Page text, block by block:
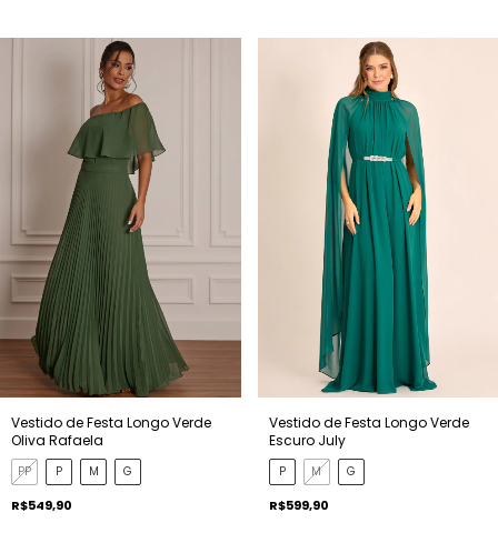
Vestido de Festa Longo Verde
Oliva Rafaela
PP P M G
R$549,90
Vestido de Festa Longo Verde
Escuro July
P M G
R$599,90